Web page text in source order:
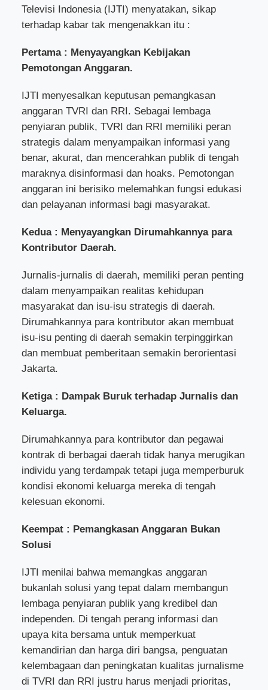
Televisi Indonesia (IJTI) menyatakan, sikap
terhadap kabar tak mengenakkan itu :
Pertama : Menyayangkan Kebijakan
Pemotongan Anggaran.
IJTI menyesalkan keputusan pemangkasan
anggaran TVRI dan RRI. Sebagai lembaga
penyiaran publik, TVRI dan RRI memiliki peran
strategis dalam menyampaikan informasi yang
benar, akurat, dan mencerahkan publik di tengah
maraknya disinformasi dan hoaks. Pemotongan
anggaran ini berisiko melemahkan fungsi edukasi
dan pelayanan informasi bagi masyarakat.
Kedua : Menyayangkan Dirumahkannya para
Kontributor Daerah.
Jurnalis-jurnalis di daerah, memiliki peran penting
dalam menyampaikan realitas kehidupan
masyarakat dan isu-isu strategis di daerah.
Dirumahkannya para kontributor akan membuat
isu-isu penting di daerah semakin terpinggirkan
dan membuat pemberitaan semakin berorientasi
Jakarta.
Ketiga : Dampak Buruk terhadap Jurnalis dan
Keluarga.
Dirumahkannya para kontributor dan pegawai
kontrak di berbagai daerah tidak hanya merugikan
individu yang terdampak tetapi juga memperburuk
kondisi ekonomi keluarga mereka di tengah
kelesuan ekonomi.
Keempat : Pemangkasan Anggaran Bukan
Solusi
IJTI menilai bahwa memangkas anggaran
bukanlah solusi yang tepat dalam membangun
lembaga penyiaran publik yang kredibel dan
independen. Di tengah perang informasi dan
upaya kita bersama untuk memperkuat
kemandirian dan harga diri bangsa, penguatan
kelembagaan dan peningkatan kualitas jurnalisme
di TVRI dan RRI justru harus menjadi prioritas,